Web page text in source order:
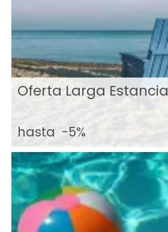
Oferta Larga Estancia
hasta -5%